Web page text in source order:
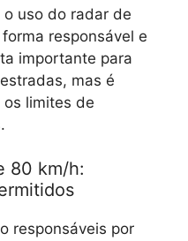
uso do radar de
responsável e
importante para
mas é
os limites de
80 km/h:
responsáveis por